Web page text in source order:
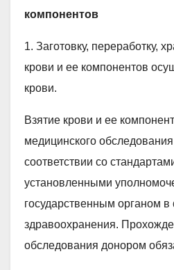
компонентов
1. Заготовку, переработку,
крови и ее компонентов
крови.
Взятие крови и ее
медицинского
соответствии со
установленными
государственным органом
здравоохранения.
обследования донором